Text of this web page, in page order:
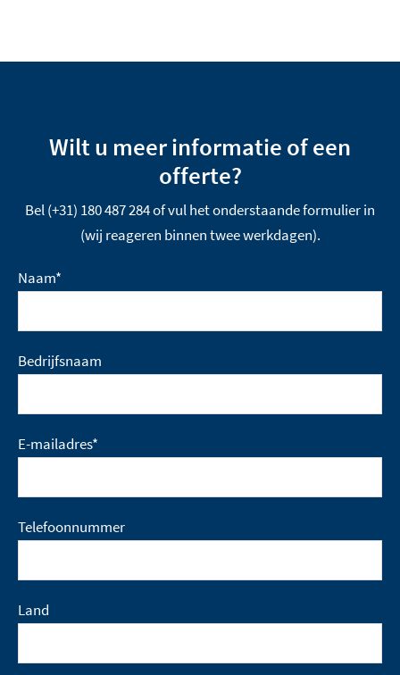
Wilt u meer informatie of een
offerte?
Bel (+31) 180 487 284 of vul het onderstaande formulier in
(wij reageren binnen twee werkdagen).
Naam*
Bedrijfsnaam
E-mailadres*
Telefoonnummer
Land